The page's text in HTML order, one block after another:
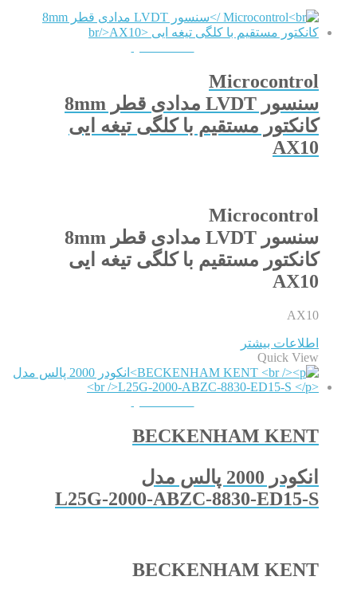
Microcontrol
سنسور LVDT مدادی قطر 8mm
کانکتور مستقیم با کلگی تیغه ایی
AX10
Microcontrol
سنسور LVDT مدادی قطر 8mm
کانکتور مستقیم با کلگی تیغه ایی
AX10
AX10
اطلاعات بیشتر
Quick View
BECKENHAM KENT
انکودر 2000 پالس مدل
L25G-2000-ABZC-8830-ED15-S
BECKENHAM KENT